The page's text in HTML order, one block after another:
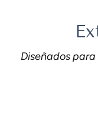
Diseñados